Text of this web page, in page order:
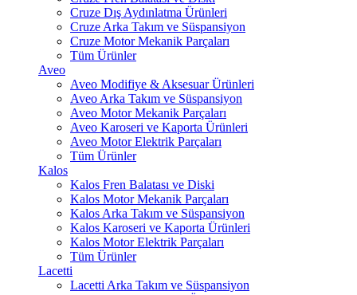
Cruze Dış Aydınlatma Ürünleri
Cruze Arka Takım ve Süspansiyon
Cruze Motor Mekanik Parçaları
Tüm Ürünler
Aveo
Aveo Modifiye & Aksesuar Ürünleri
Aveo Arka Takım ve Süspansiyon
Aveo Motor Mekanik Parçaları
Aveo Karoseri ve Kaporta Ürünleri
Aveo Motor Elektrik Parçaları
Tüm Ürünler
Kalos
Kalos Fren Balatası ve Diski
Kalos Motor Mekanik Parçaları
Kalos Arka Takım ve Süspansiyon
Kalos Karoseri ve Kaporta Ürünleri
Kalos Motor Elektrik Parçaları
Tüm Ürünler
Lacetti
Lacetti Arka Takım ve Süspansiyon